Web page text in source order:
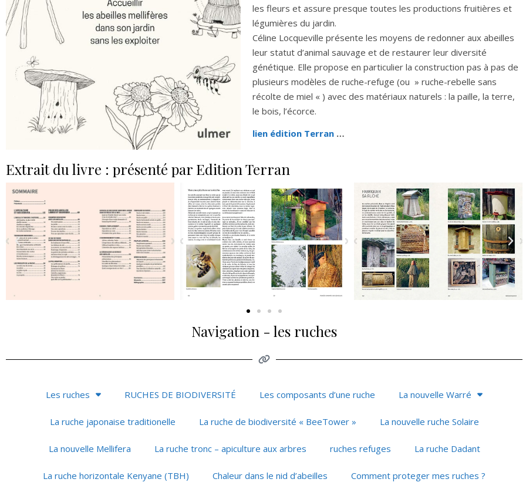
les fleurs et assure presque toutes les productions fruitières et
légumières du jardin.
Céline Locqueville présente les moyens de redonner aux abeilles
leur statut d’animal sauvage et de restaurer leur diversité
génétique. Elle propose en particulier la construction pas à pas de
plusieurs modèles de ruche-refuge (ou » ruche-rebelle sans
récolte de miel « ) avec des matériaux naturels : la paille, la terre,
le bois, l’écorce.
lien édition Terran …
Extrait du livre : présenté par Edition Terran
Navigation - les ruches
Les ruches RUCHES DE BIODIVERSITÉ Les composants d’une ruche La nouvelle Warré
La ruche japonaise traditionelle La ruche de biodiversité « BeeTower » La nouvelle ruche Solaire
La nouvelle Mellifera La ruche tronc – apiculture aux arbres ruches refuges La ruche Dadant
La ruche horizontale Kenyane (TBH) Chaleur dans le nid d’abeilles Comment proteger mes ruches ?